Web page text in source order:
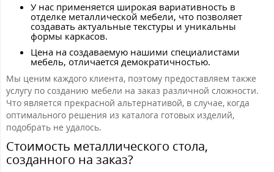
У нас применяется широкая вариативность в
отделке металлической мебели, что позволяет
создавать актуальные текстуры и уникальны
формы каркасов.
Цена на создаваемую нашими специалистами
мебель, отличается демократичностью.
Мы ценим каждого клиента, поэтому предоставляем также
услугу по созданию мебели на заказ различной сложности.
Что является прекрасной альтернативой, в случае, когда
оптимального решения из каталога готовых изделий,
подобрать не удалось.
Стоимость металлического стола,
созданного на заказ?